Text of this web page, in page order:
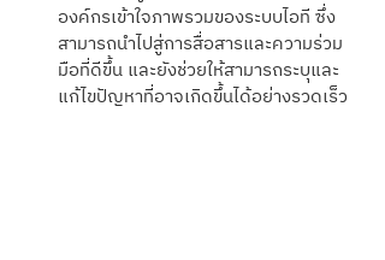
องค์กรเข้าใจภาพรวมของระบบไอที ซึ่ง
สามารถนำไปสู่การสื่อสารและความร่วม
มือที่ดีขึ้น และยังช่วยให้สามารถระบุและ
แก้ไขปัญหาที่อาจเกิดขึ้นได้อย่างรวดเร็ว